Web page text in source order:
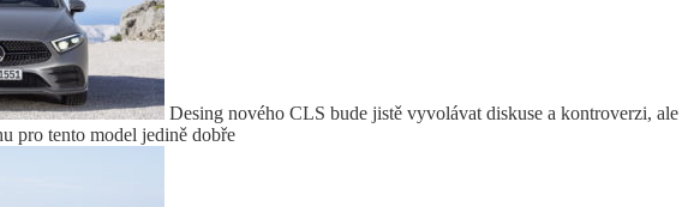
Desing nového CLS bude jistě vyvolávat diskuse a kontroverzi, ale
pro tento model jedině dobře